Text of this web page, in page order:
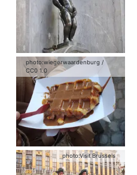
photo:wiegerwaardenburg /
CC0 1.0
photo:Visit Brussels